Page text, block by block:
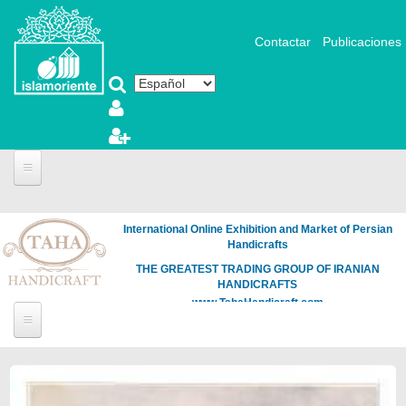
Pasar al contenido principal
Contactar Publicaciones
International Online Exhibition and Market of Persian
Handicrafts
THE GREATEST TRADING GROUP OF IRANIAN
HANDICRAFTS
www.TahaHandicraft.com
Páginas
Loading